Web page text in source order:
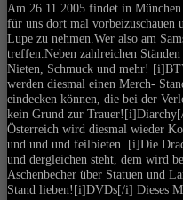
Am 26.11.2005 findet in
für uns dort mal vorbeizuschauen
Lupe zu nehmen.Wer also am
treffen.Neben zahlreichen
Nieten, Schmuck und mehr!
werden diesmal einen Merch-
eindecken können, die bei der
kein Grund zur
Österreich wird diesmal wieder
und und und feilbieten. [i]Die
und dergleichen steht, dem wird
Aschenbecher über Statuen und
Stand lieben![i]DVDs[/i] Dieses